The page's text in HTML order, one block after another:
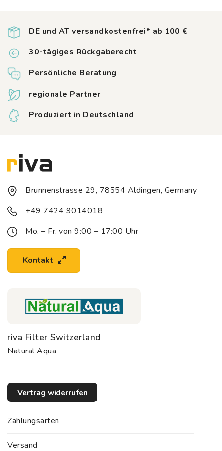
der
Produktseite
gewählt
werden
der
gewählt
DE und AT versandkostenfrei* ab 100 €
30-tägiges Rückgaberecht
Persönliche Beratung
regionale Partner
Produziert in Deutschland
Brunnenstrasse 29, 78554 Aldingen, Germany
+49 7424 9014018
Mo. – Fr. von 9:00 – 17:00 Uhr
Kontakt
riva Filter Switzerland
Natural Aqua
Vertrag widerrufen
Zahlungsarten
Versand